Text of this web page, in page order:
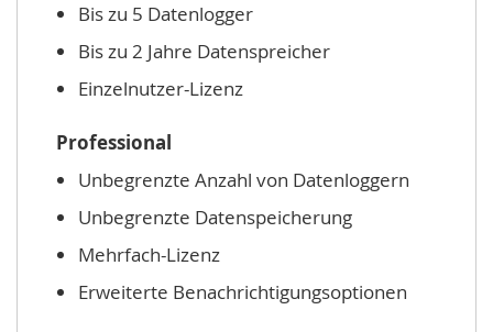
Bis zu 5 Datenlogger
Bis zu 2 Jahre Datenspreicher
Einzelnutzer-Lizenz
Professional
Unbegrenzte Anzahl von Datenloggern
Unbegrenzte Datenspeicherung
Mehrfach-Lizenz
Erweiterte Benachrichtigungsoptionen